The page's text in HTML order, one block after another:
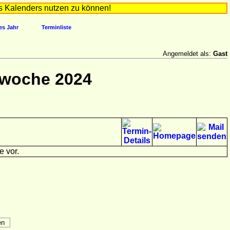
Kalenders nutzen zu können!
Jahr Terminliste
Angemeldet als: Gast
2024
vor.